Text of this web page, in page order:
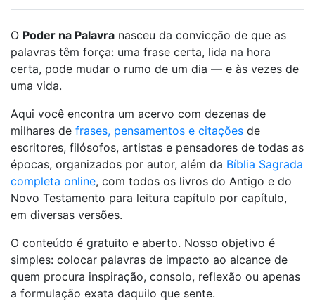
O Poder na Palavra nasceu da convicção de que as
palavras têm força: uma frase certa, lida na hora
certa, pode mudar o rumo de um dia — e às vezes de
uma vida.
Aqui você encontra um acervo com dezenas de
milhares de frases, pensamentos e citações de
escritores, filósofos, artistas e pensadores de todas as
épocas, organizados por autor, além da Bíblia Sagrada
completa online, com todos os livros do Antigo e do
Novo Testamento para leitura capítulo por capítulo,
em diversas versões.
O conteúdo é gratuito e aberto. Nosso objetivo é
simples: colocar palavras de impacto ao alcance de
quem procura inspiração, consolo, reflexão ou apenas
a formulação exata daquilo que sente.